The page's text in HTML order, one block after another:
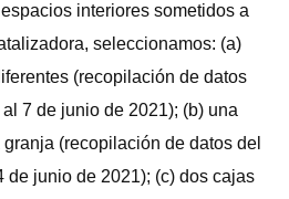
interiores sometidos a
seleccionamos: (a)
(recopilación de datos
7 de junio de 2021); (b) una
(recopilación de datos del
de junio de 2021); (c) dos cajas